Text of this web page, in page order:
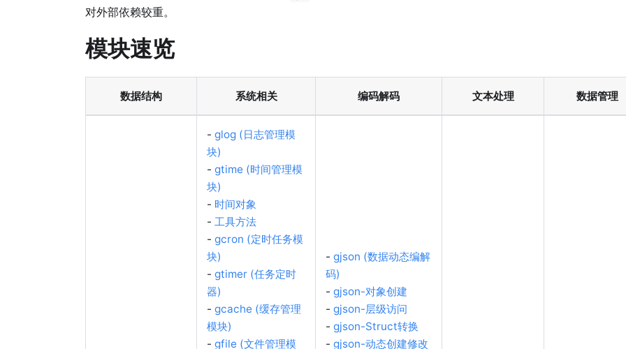
对外部依赖较重。
模块速览
数据结构 系统相关 编码解码 文本处理 数据管理
-glog (日志管理模
块)
-gtime (时间管理模
块)
- 时间对象
-工具方法
-gcron (定时任务模
块)
-gtimer (任务定时
器)
-gcache (缓存管理
模块)
-gfile (文件管理模
-gjson (数据动态编解
码)
-gjson-对象创建
-gjson-层级访问
-gjson-Struct转换
-gjson-动态创建修改